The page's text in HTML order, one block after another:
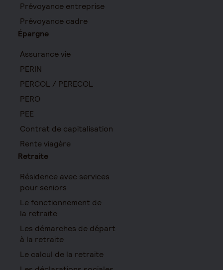
Prévoyance entreprise
Prévoyance cadre
Épargne
Assurance vie
PERIN
PERCOL / PERECOL
PERO
PEE
Contrat de capitalisation
Rente viagère
Retraite
Résidence avec services
pour seniors
Le fonctionnement de
la retraite
Les démarches de départ
à la retraite
Le calcul de la retraite